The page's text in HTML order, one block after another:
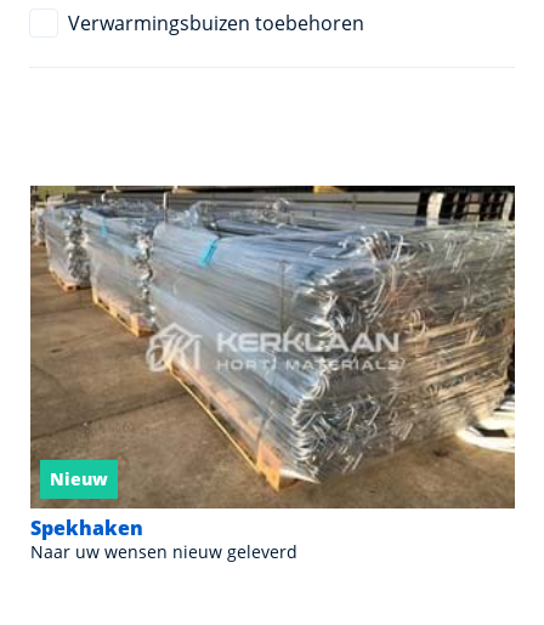
Verwarmingsbuizen toebehoren
Nieuw
Spekhaken
Naar uw wensen nieuw geleverd